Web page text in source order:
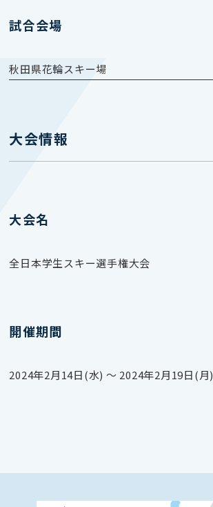
試合会場
秋田県花輪スキー場
大会情報
大会名
全日本学生スキー選手権大会
開催期間
2024年2月14日(水) 〜 2024年2月19日(月)